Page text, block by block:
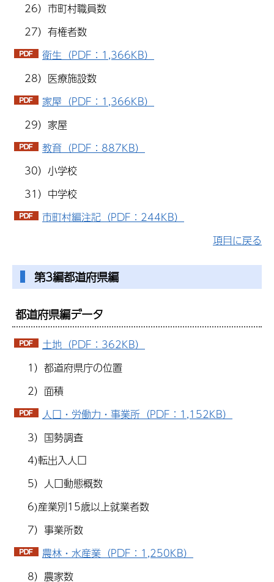
26）市町村職員数
27）有権者数
衛生（PDF：1,366KB）
28）医療施設数
家屋（PDF：1,366KB）
29）家屋
教育（PDF：887KB）
30）小学校
31）中学校
市町村編注記（PDF：244KB）
項目に戻る
第3編都道府県編
都道府県編データ
土地（PDF：362KB）
1）都道府県庁の位置
2）面積
人口・労働力・事業所（PDF：1,152KB）
3）国勢調査
4)転出入人口
5）人口動態概数
6)産業別15歳以上就業者数
7）事業所数
農林・水産業（PDF：1,250KB）
8）農家数